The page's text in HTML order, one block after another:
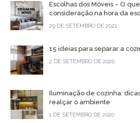
Escolhas dos Móveis – O
consideração na hora da
29 DE SETEMBRO DE 2021
15 ideias para separar a
2 DE SETEMBRO DE 2020
Iluminação de cozinha:
realçar o ambiente
1 DE SETEMBRO DE 2020